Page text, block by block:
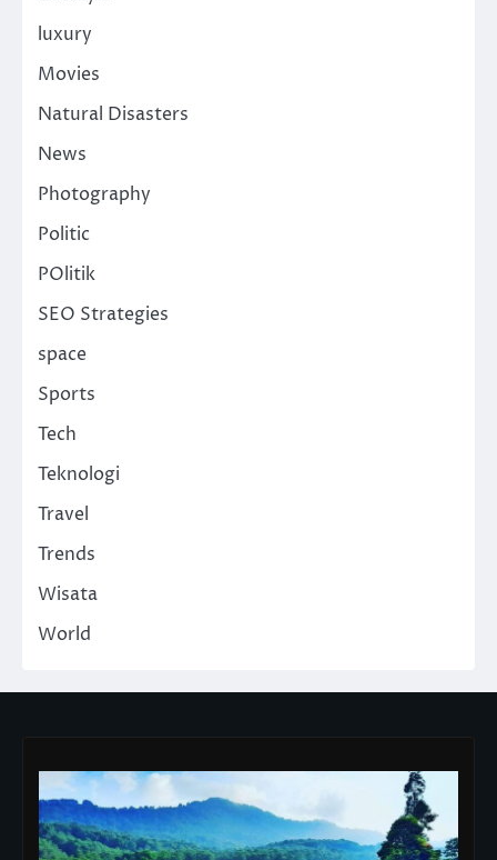
luxury
Movies
Natural Disasters
News
Photography
Politic
POlitik
SEO Strategies
space
Sports
Tech
Teknologi
Travel
Trends
Wisata
World